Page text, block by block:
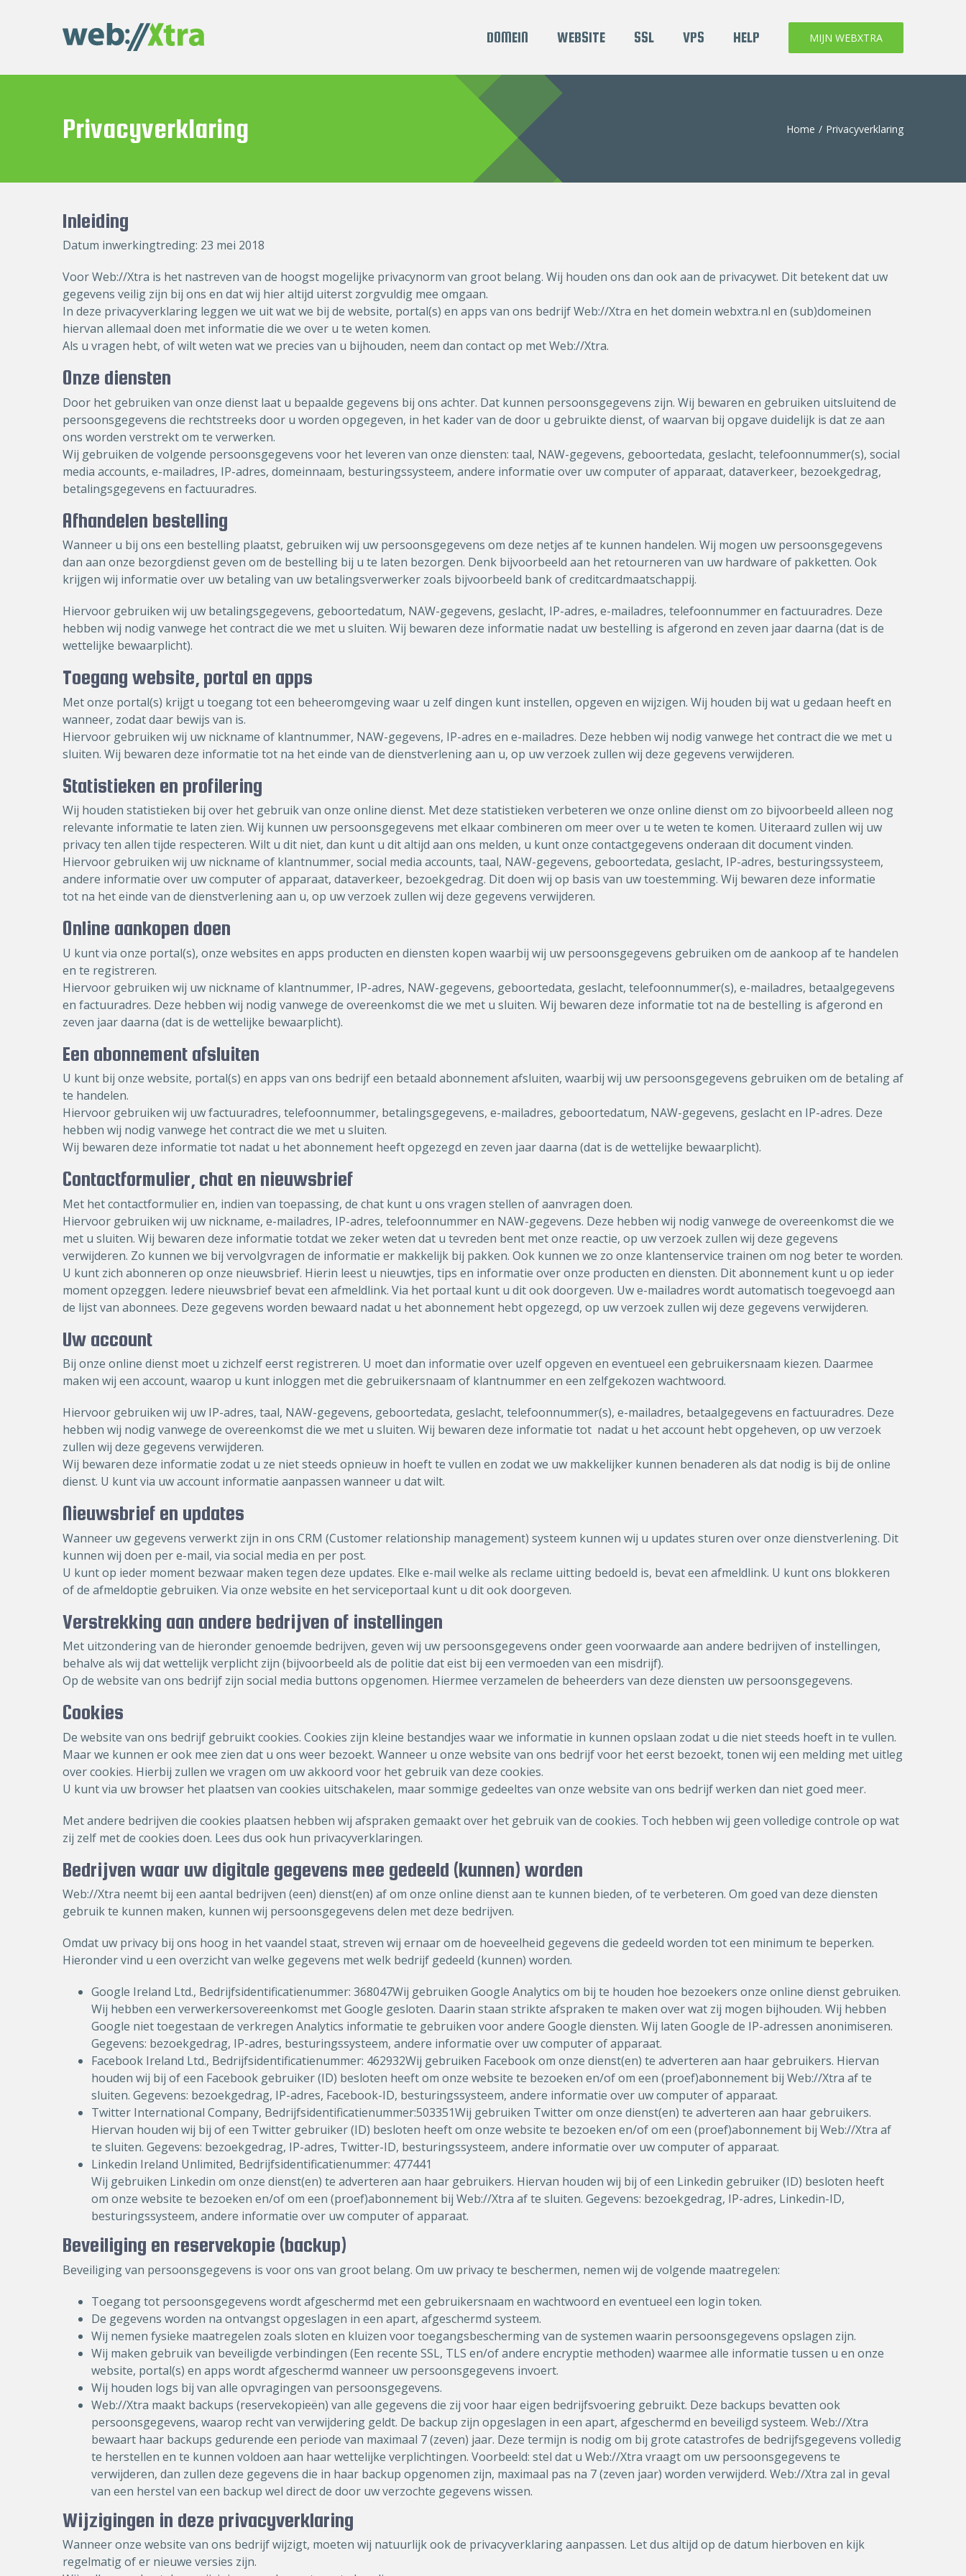
DOMEIN WEBSITE SSL VPS HELP MIJN WEBXTRA
Privacyverklaring Home / Privacyverklaring
Inleiding
Datum inwerkingtreding: 23 mei 2018
VoorWeb://Xtra is het nastreven van de hoogst mogelijke privacynorm van groot belang. Wij houden ons dan ook aan de privacywet. Dit betekent dat uw
gegevens veilig zijn bij ons en dat wij hier altijd uiterst zorgvuldig mee omgaan.
In deze privacyverklaring leggen we uit wat we bij de website, portal(s) en apps van ons bedrijf Web://Xtra en het domein webxtra.nl en (sub)domeinen
hiervan allemaal doen met informatie die we over u te weten komen.
Als u vragen hebt, of wilt weten wat we precies van u bijhouden, neem dan contact op met Web://Xtra.
Onze diensten
Door het gebruiken van onze dienst laat u bepaalde gegevens bij ons achter. Dat kunnen persoonsgegevens zijn. Wij bewaren en gebruiken uitsluitend de
persoonsgegevens die rechtstreeks door u worden opgegeven, in het kader van de door u gebruikte dienst, of waarvan bij opgave duidelijk is dat ze aan
ons worden verstrekt om te verwerken.
Wij gebruiken de volgende persoonsgegevens voor het leveren van onze diensten: taal, NAW-gegevens, geboortedata, geslacht, telefoonnummer(s), social
media accounts, e-mailadres, IP-adres, domeinnaam, besturingssysteem, andere informatie over uw computer of apparaat, dataverkeer, bezoekgedrag,
betalingsgegevens en factuuradres.
Afhandelen bestelling
Wanneer u bij ons een bestelling plaatst, gebruiken wij uw persoonsgegevens om deze netjes af te kunnen handelen. Wij mogen uw persoonsgegevens
dan aan onze bezorgdienst geven om de bestelling bij u te laten bezorgen. Denk bijvoorbeeld aan het retourneren van uw hardware of pakketten. Ook
krijgen wij informatie over uw betaling van uw betalingsverwerker zoals bijvoorbeeld bank of creditcardmaatschappij.
Hiervoor gebruiken wij uw betalingsgegevens, geboortedatum, NAW-gegevens, geslacht, IP-adres, e-mailadres, telefoonnummer en factuuradres. Deze
hebben wij nodig vanwege het contract die we met u sluiten. Wij bewaren deze informatie nadat uw bestelling is afgerond en zeven jaar daarna (dat is de
wettelijke bewaarplicht).
Toegang website, portal en apps
Met onze portal(s) krijgt u toegang tot een beheeromgeving waar u zelf dingen kunt instellen, opgeven en wijzigen. Wij houden bij wat u gedaan heeft en
wanneer, zodat daar bewijs van is.
Hiervoor gebruiken wij uw nickname of klantnummer, NAW-gegevens, IP-adres en e-mailadres. Deze hebben wij nodig vanwege het contract die we met u
sluiten. Wij bewaren deze informatie tot na het einde van de dienstverlening aan u, op uw verzoek zullen wij deze gegevens verwijderen.
Statistieken en profilering
Wij houden statistieken bij over het gebruik van onze online dienst. Met deze statistieken verbeteren we onze online dienst om zo bijvoorbeeld alleen nog
relevante informatie te laten zien. Wij kunnen uw persoonsgegevens met elkaar combineren om meer over u te weten te komen. Uiteraard zullen wij uw
privacy ten allen tijde respecteren. Wilt u dit niet, dan kunt u dit altijd aan ons melden, u kunt onze contactgegevens onderaan dit document vinden.
Hiervoor gebruiken wij uw nickname of klantnummer, social media accounts, taal, NAW-gegevens, geboortedata, geslacht, IP-adres, besturingssysteem,
andere informatie over uw computer of apparaat, dataverkeer, bezoekgedrag. Dit doen wij op basis van uw toestemming. Wij bewaren deze informatie
tot na het einde van de dienstverlening aan u, op uw verzoek zullen wij deze gegevens verwijderen.
Online aankopen doen
U kunt via onze portal(s), onze websites en apps producten en diensten kopen waarbij wij uw persoonsgegevens gebruiken om de aankoop af te handelen
en te registreren.
Hiervoor gebruiken wij uw nickname of klantnummer, IP-adres, NAW-gegevens, geboortedata, geslacht, telefoonnummer(s), e-mailadres, betaalgegevens
en factuuradres. Deze hebben wij nodig vanwege de overeenkomst die we met u sluiten. Wij bewaren deze informatie tot na de bestelling is afgerond en
zeven jaar daarna (dat is de wettelijke bewaarplicht).
Een abonnement afsluiten
U kunt bij onze website, portal(s) en apps van ons bedrijf een betaald abonnement afsluiten, waarbij wij uw persoonsgegevens gebruiken om de betaling af
te handelen.
Hiervoor gebruiken wij uw factuuradres, telefoonnummer, betalingsgegevens, e-mailadres, geboortedatum, NAW-gegevens, geslacht en IP-adres. Deze
hebben wij nodig vanwege het contract die we met u sluiten.
Wij bewaren deze informatie tot nadat u het abonnement heeft opgezegd en zeven jaar daarna (dat is de wettelijke bewaarplicht).
Contactformulier, chat en nieuwsbrief
Met het contactformulier en, indien van toepassing, de chat kunt u ons vragen stellen of aanvragen doen.
Hiervoor gebruiken wij uw nickname, e-mailadres, IP-adres, telefoonnummer en NAW-gegevens. Deze hebben wij nodig vanwege de overeenkomst die we
met u sluiten. Wij bewaren deze informatie totdat we zeker weten dat u tevreden bent met onze reactie, op uw verzoek zullen wij deze gegevens
verwijderen. Zo kunnen we bij vervolgvragen de informatie er makkelijk bij pakken. Ook kunnen we zo onze klantenservice trainen om nog beter te worden.
U kunt zich abonneren op onze nieuwsbrief. Hierin leest u nieuwtjes, tips en informatie over onze producten en diensten. Dit abonnement kunt u op ieder
moment opzeggen. Iedere nieuwsbrief bevat een afmeldlink. Via het portaal kunt u dit ook doorgeven. Uw e-mailadres wordt automatisch toegevoegd aan
de lijst van abonnees. Deze gegevens worden bewaard nadat u het abonnement hebt opgezegd, op uw verzoek zullen wij deze gegevens verwijderen.
Uw account
Bij onze online dienst moet u zichzelf eerst registreren. U moet dan informatie over uzelf opgeven en eventueel een gebruikersnaam kiezen. Daarmee
maken wij een account, waarop u kunt inloggen met die gebruikersnaam of klantnummer en een zelfgekozen wachtwoord.
Hiervoor gebruiken wij uw IP-adres, taal, NAW-gegevens, geboortedata, geslacht, telefoonnummer(s), e-mailadres, betaalgegevens en factuuradres. Deze
hebben wij nodig vanwege de overeenkomst die we met u sluiten. Wij bewaren deze informatie tot nadat u het account hebt opgeheven, op uw verzoek
zullen wij deze gegevens verwijderen.
Wij bewaren deze informatie zodat u ze niet steeds opnieuw in hoeft te vullen en zodat we uw makkelijker kunnen benaderen als dat nodig is bij de online
dienst. U kunt via uw account informatie aanpassen wanneer u dat wilt.
Nieuwsbrief en updates
Wanneer uw gegevens verwerkt zijn in ons CRM (Customer relationship management) systeem kunnen wij u updates sturen over onze dienstverlening. Dit
kunnen wij doen per e-mail, via social media en per post.
U kunt op ieder moment bezwaar maken tegen deze updates. Elke e-mail welke als reclame uitting bedoeld is, bevat een afmeldlink. U kunt ons blokkeren
of de afmeldoptie gebruiken. Via onze website en het serviceportaal kunt u dit ook doorgeven.
Verstrekking aan andere bedrijven of instellingen
Met uitzondering van de hieronder genoemde bedrijven, geven wij uw persoonsgegevens onder geen voorwaarde aan andere bedrijven of instellingen,
behalve als wij dat wettelijk verplicht zijn (bijvoorbeeld als de politie dat eist bij een vermoeden van een misdrijf).
Op de website van ons bedrijf zijn social media buttons opgenomen. Hiermee verzamelen de beheerders van deze diensten uw persoonsgegevens.
Cookies
De website van ons bedrijf gebruikt cookies. Cookies zijn kleine bestandjes waar we informatie in kunnen opslaan zodat u die niet steeds hoeft in te vullen.
Maar we kunnen er ook mee zien dat u ons weer bezoekt. Wanneer u onze website van ons bedrijf voor het eerst bezoekt, tonen wij een melding met uitleg
over cookies. Hierbij zullen we vragen om uw akkoord voor het gebruik van deze cookies.
U kunt via uw browser het plaatsen van cookies uitschakelen, maar sommige gedeeltes van onze website van ons bedrijf werken dan niet goed meer.
Met andere bedrijven die cookies plaatsen hebben wij afspraken gemaakt over het gebruik van de cookies. Toch hebben wij geen volledige controle op wat
zij zelf met de cookies doen. Lees dus ook hun privacyverklaringen.
Bedrijven waar uw digitale gegevens mee gedeeld (kunnen) worden
Web://Xtra neemt bij een aantal bedrijven (een) dienst(en) af om onze online dienst aan te kunnen bieden, of te verbeteren. Om goed van deze diensten
gebruik te kunnen maken, kunnen wij persoonsgegevens delen met deze bedrijven.
Omdat uw privacy bij ons hoog in het vaandel staat, streven wij ernaar om de hoeveelheid gegevens die gedeeld worden tot een minimum te beperken.
Hieronder vind u een overzicht van welke gegevens met welk bedrijf gedeeld (kunnen) worden.
Google Ireland Ltd., Bedrijfsidentificatienummer: 368047Wij gebruiken Google Analytics om bij te houden hoe bezoekers onze online dienst gebruiken.
Wij hebben een verwerkersovereenkomst met Google gesloten. Daarin staan strikte afspraken te maken over wat zij mogen bijhouden. Wij hebben
Google niet toegestaan de verkregen Analytics informatie te gebruiken voor andere Google diensten. Wij laten Google de IP-adressen anonimiseren.
Gegevens: bezoekgedrag, IP-adres, besturingssysteem, andere informatie over uw computer of apparaat.
Facebook Ireland Ltd., Bedrijfsidentificatienummer: 462932Wij gebruiken Facebook om onze dienst(en) te adverteren aan haar gebruikers. Hiervan
houden wij bij of een Facebook gebruiker (ID) besloten heeft om onze website te bezoeken en/of om een (proef)abonnement bij Web://Xtra af te
sluiten. Gegevens: bezoekgedrag, IP-adres, Facebook-ID, besturingssysteem, andere informatie over uw computer of apparaat.
Twitter International Company, Bedrijfsidentificatienummer:503351Wij gebruiken Twitter om onze dienst(en) te adverteren aan haar gebruikers.
Hiervan houden wij bij of een Twitter gebruiker (ID) besloten heeft om onze website te bezoeken en/of om een (proef)abonnement bij Web://Xtra af
te sluiten. Gegevens: bezoekgedrag, IP-adres, Twitter-ID, besturingssysteem, andere informatie over uw computer of apparaat.
Linkedin Ireland Unlimited, Bedrijfsidentificatienummer: 477441
Wij gebruiken Linkedin om onze dienst(en) te adverteren aan haar gebruikers. Hiervan houden wij bij of een Linkedin gebruiker (ID) besloten heeft
om onze website te bezoeken en/of om een (proef)abonnement bij Web://Xtra af te sluiten. Gegevens: bezoekgedrag, IP-adres, Linkedin-ID,
besturingssysteem, andere informatie over uw computer of apparaat.
Beveiliging en reservekopie (backup)
Beveiliging van persoonsgegevens is voor ons van groot belang. Om uw privacy te beschermen, nemen wij de volgende maatregelen:
Toegang tot persoonsgegevens wordt afgeschermd met een gebruikersnaam en wachtwoord en eventueel een login token.
De gegevens worden na ontvangst opgeslagen in een apart, afgeschermd systeem.
Wij nemen fysieke maatregelen zoals sloten en kluizen voor toegangsbescherming van de systemen waarin persoonsgegevens opslagen zijn.
Wij maken gebruik van beveiligde verbindingen (Een recente SSL, TLS en/of andere encryptie methoden) waarmee alle informatie tussen u en onze
website, portal(s) en apps wordt afgeschermd wanneer uw persoonsgegevens invoert.
Wij houden logs bij van alle opvragingen van persoonsgegevens.
Web://Xtra maakt backups (reservekopieën) van alle gegevens die zij voor haar eigen bedrijfsvoering gebruikt. Deze backups bevatten ook
persoonsgegevens, waarop recht van verwijdering geldt. De backup zijn opgeslagen in een apart, afgeschermd en beveiligd systeem. Web://Xtra
bewaart haar backups gedurende een periode van maximaal 7 (zeven) jaar. Deze termijn is nodig om bij grote catastrofes de bedrijfsgegevens volledig
te herstellen en te kunnen voldoen aan haar wettelijke verplichtingen. Voorbeeld: stel dat u Web://Xtra vraagt om uw persoonsgegevens te
verwijderen, dan zullen deze gegevens die in haar backup opgenomen zijn, maximaal pas na 7 (zeven jaar) worden verwijderd. Web://Xtra zal in geval
van een herstel van een backup wel direct de door uw verzochte gegevens wissen.
Wijzigingen in deze privacyverklaring
Wanneer onze website van ons bedrijf wijzigt, moeten wij natuurlijk ook de privacyverklaring aanpassen. Let dus altijd op de datum hierboven en kijk
regelmatig of er nieuwe versies zijn.